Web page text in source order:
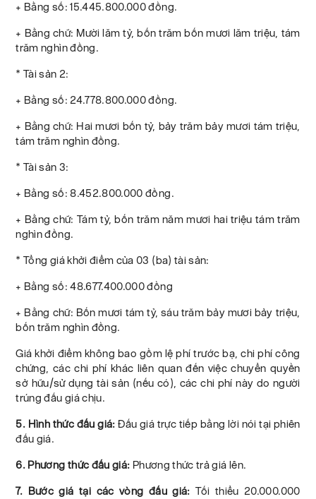
+ Bằng số: 15.445.800.000 đồng.
+ Bằng chữ: Mười lăm tỷ, bốn trăm bốn mươi lăm triệu, tám
trăm nghìn đồng.
* Tài sản 2:
+ Bằng số: 24.778.800.000 đồng.
+ Bằng chữ: Hai mươi bốn tỷ, bảy trăm bảy mươi tám triệu,
tám trăm nghìn đồng.
* Tài sản 3:
+ Bằng số: 8.452.800.000 đồng.
+ Bằng chữ: Tám tỷ, bốn trăm năm mươi hai triệu tám trăm
nghìn đồng.
* Tổng giá khởi điểm của 03 (ba) tài sản:
+ Bằng số: 48.677.400.000 đồng
+ Bằng chữ: Bốn mươi tám tỷ, sáu trăm bảy mươi bảy triệu,
bốn trăm nghìn đồng.
Giá khởi điểm không bao gồm lệ phí trước bạ, chi phí công
chứng, các chi phí khác liên quan đến việc chuyển quyền
sở hữu/sử dụng tài sản (nếu có), các chi phí này do người
trúng đấu giá chịu.
5. Hình thức đấu giá:Đấu giá trực tiếp bằng lời nói tại phiên
đấu giá.
6. Phương thức đấu giá: Phương thức trả giá lên.
7. Bước giá tại các vòng đấu giá: Tối thiểu 20.000.000